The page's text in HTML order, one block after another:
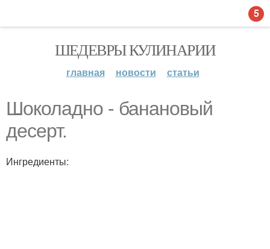
ШЕДЕВРЫ КУЛИНАРИИ
главная новости статьи
Шоколадно - банановый
десерт.
Ингредиенты:
5